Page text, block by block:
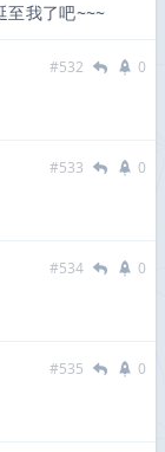
至我了吧~~~
#532 0
#533 0
#534 0
#535 0